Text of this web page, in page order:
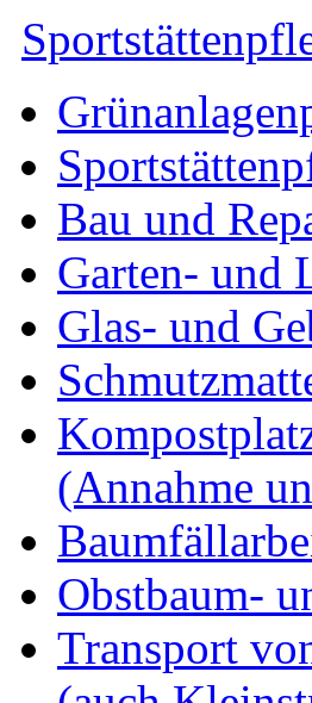
Bau und
Garten- und
Glas- und
(Annahme
Obstbaum-
Transport